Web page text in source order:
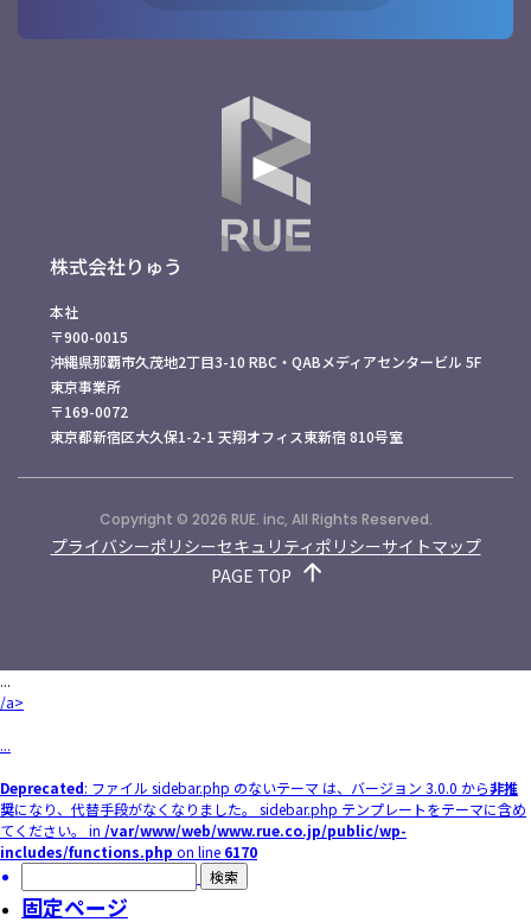
株式会社りゅう
本社
〒900-0015
沖縄県那覇市久茂地2丁目3-10 RBC・QABメディアセンタービル 5F
東京事業所
〒169-0072
東京都新宿区大久保1-2-1 天翔オフィス東新宿 810号室
Copyright © 2026 RUE. inc, All Rights Reserved.
プライバシーポリシーセキュリティポリシーサイトマップ
PAGE TOP
...
/a>
...
Deprecated: ファイル sidebar.php のないテーマ は、バージョン 3.0.0 から非推
奨になり、代替手段がなくなりました。 sidebar.php テンプレートをテーマに含め
てください。 in /var/www/web/www.rue.co.jp/public/wp-
includes/functions.php on line 6170
索:
固定ページ